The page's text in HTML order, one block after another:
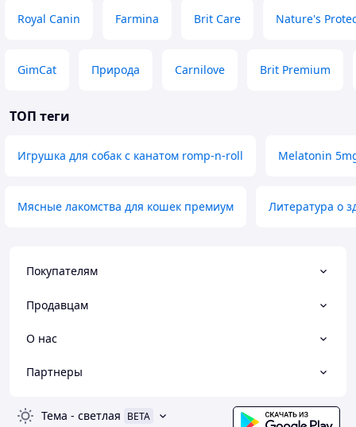
Royal Canin Farmina Brit Care Nature's
GimCat Природа Carnilove Brit Premium
ТОП теги
Игрушка для собак с канатом romp-n-roll Melatonin
Мясные лакомства для кошек премиум Литература о
Покупателям
Продавцам
О нас
Партнеры
Тема - светлая BETA